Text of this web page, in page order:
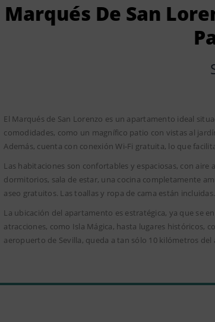
Marqués De San
El Marqués de San Lorenzo es un apartamento ideal
comodidades, como un magnífico patio con vistas al
Además, cuenta con conexión Wi-Fi gratuita, lo que
Las habitaciones son confortables y espaciosas, con
dormitorios, sala de estar, una cocina completamente
aseo gratuitos. Las toallas y ropa de cama están incluidas.
La ubicación del apartamento es estratégica, ya que se
atracciones, como Isla Mágica, hasta lugares históricos,
aeropuerto de Sevilla, queda a tan sólo 10 kilómetros del